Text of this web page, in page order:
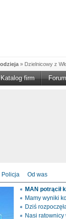
» Dzielnicowy z
w NGO'»Ruszył nabór
» Od czerwca
» Policjanci ruchu
Katalog firm Forum
Policja Od was
MAN potrącił
Mamy wyniki
Dziś
Nasi